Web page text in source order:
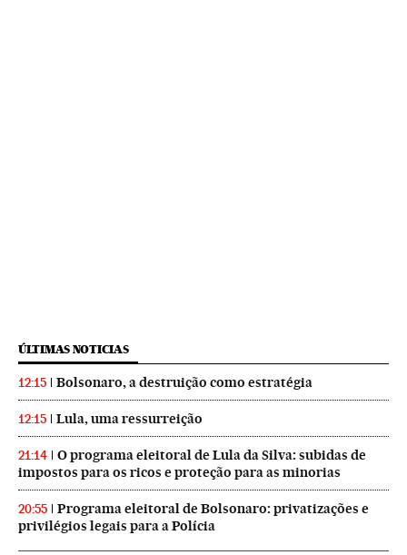
ÚLTIMAS NOTICIAS
12:15 Bolsonaro, a destruição como estratégia
12:15 Lula, uma ressurreição
21:14
O programa eleitoral de Lula da Silva: subidas de
impostos para os ricos e proteção para as minorias
20:55
Programa eleitoral de Bolsonaro: privatizações e
privilégios legais para a Polícia